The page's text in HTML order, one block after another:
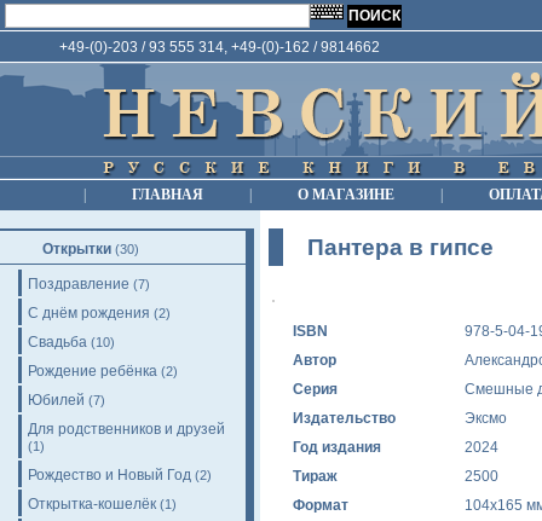
+49-(0)-203 / 93 555 314, +49-(0)-162 / 9814662
ГЛАВНАЯ О МАГАЗИНЕ
Открытки (30)
Поздравление (7)
С днём рождения (2)
Свадьба (10)
Рождение ребёнка (2)
Юбилей (7)
Для родственников и друзей
(1)
Рождество и Новый Год (2)
Открытка-кошелёк (1)
Пантера в гипсе
ISBN
978-5-04-
Автор
Серия
Смешные
Издательство
Эксмо
Год издания
2024
Тираж
2500
Формат
104x165